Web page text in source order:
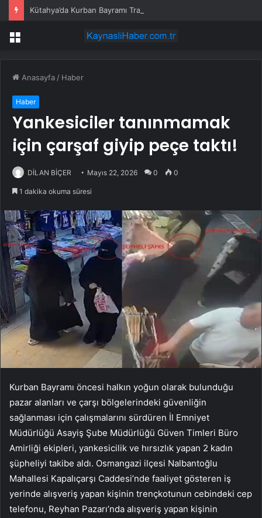
Kütahya’da Kurban Bayramı Trafik Yoğunluğu
Menü
Anasayfa / Haber
Haber
Yankesiciler tanınmamak
için çarşaf giyip peçe taktı!
DİLAN BİÇER Mayıs 22, 2026 0 0
1 dakika okuma süresi
Kurban Bayramı öncesi halkın yoğun olarak bulunduğu
pazar alanları ve çarşı bölgelerindeki güvenliğin
sağlanması için çalışmalarını sürdüren İl Emniyet
Müdürlüğü Asayiş Şube Müdürlüğü Güven Timleri Büro
Amirliği ekipleri, yankesicilik ve hırsızlık yapan 2 kadın
şüpheliyi takibe aldı. Osmangazi ilçesi Nalbantoğlu
Mahallesi Kapalıçarşı Caddesi’nde faaliyet gösteren iş
yerinde alışveriş yapan kişinin trençkotunun cebindeki cep
telefonu, Reyhan Pazarı’nda alışveriş yapan kişinin